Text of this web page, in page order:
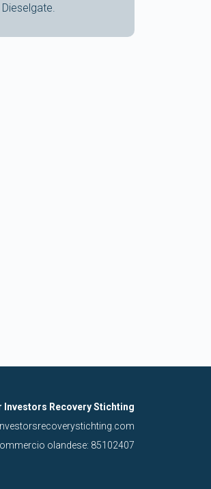
Investors Recovery Stichting
olandese: 85102407